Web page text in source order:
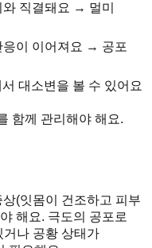
직결돼요 → 멀미
응이 이어져요 → 공포
대소변을 볼 수 있어요
함께 관리해야 해요.
(잇몸이 건조하고 피부
해요. 극도의 공포로
거나 공황 상태가